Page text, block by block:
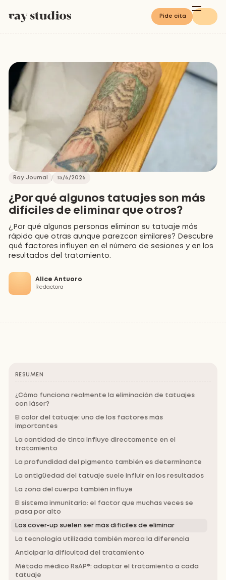
Pide cita
Ray Journal 15/6/2026
¿Por qué algunos tatuajes son más
difíciles de eliminar que otros?
¿Por qué algunas personas eliminan su tatuaje más
rápido que otras aunque parezcan similares? Descubre
qué factores influyen en el número de sesiones y en los
resultados del tratamiento.
Alice Antuoro
Redactora
RESUMEN
¿Cómo funciona realmente la eliminación de tatuajes
con láser?
El color del tatuaje: uno de los factores más
importantes
La cantidad de tinta influye directamente en el
tratamiento
La profundidad del pigmento también es determinante
La antigüedad del tatuaje suele influir en los resultados
La zona del cuerpo también influye
El sistema inmunitario: el factor que muchas veces se
pasa por alto
Los cover-up suelen ser más difíciles de eliminar
La tecnología utilizada también marca la diferencia
Anticipar la dificultad del tratamiento
Método médico RsAP®: adaptar el tratamiento a cada
tatuaje